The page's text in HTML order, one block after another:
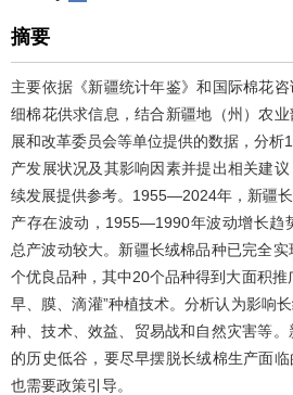
摘要
主要依据《新疆统计年鉴》和国际棉花
细棉花供求信息，结合新疆地（州）农
展和改革委员会等单位提供的数据，分
产发展状况及其影响因素并提出相关建
续发展提供参考。1955―2024年，新疆
产存在波动，1955―1990年波动增长趋
总产波动较大。新疆长绒棉品种已完全
个优良品种，其中20个品种得到大面积推
早、膜、滴灌”种植技术。分析认为影响
种、技术、效益、贸易战和自然灾害等
的历史低谷，要尽早摆脱长绒棉生产面
也需要政策引导。